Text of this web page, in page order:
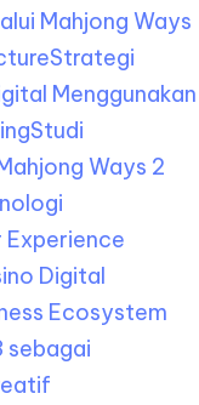
Mahjong Ways
Strategi
Menggunakan
Studi
Ways 2
Experience
Digital
Ecosystem
sebagai